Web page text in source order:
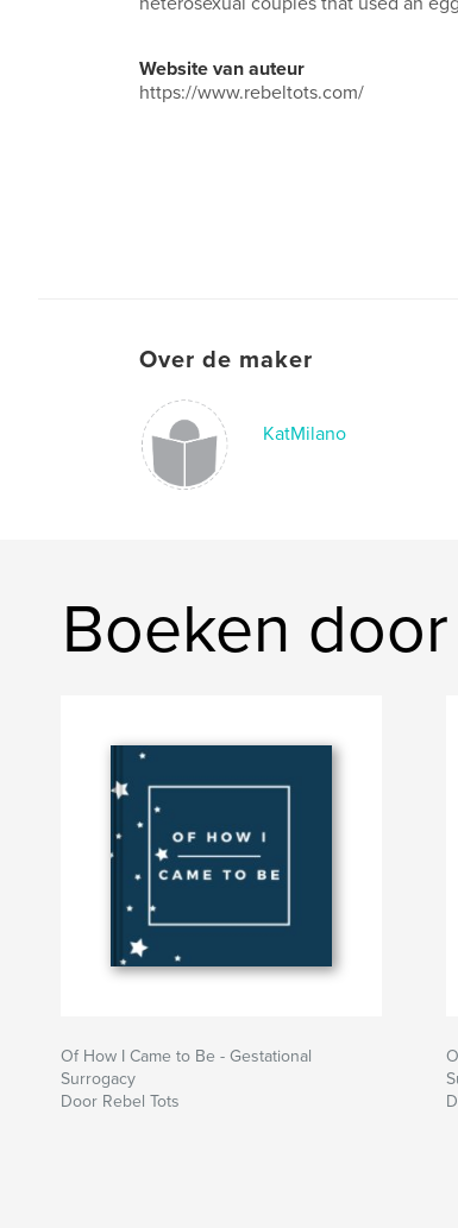
Website van auteur
https://www.rebeltots.com/
Over de maker
KatMilano
Boeken
Of How I Came to Be - Gestational
Surrogacy
Door Rebel Tots